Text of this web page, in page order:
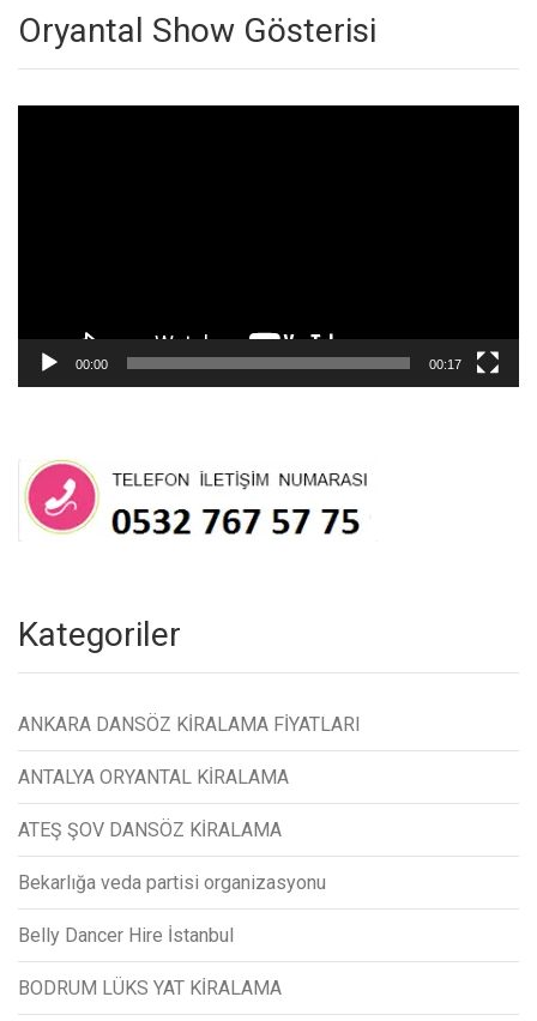
Oryantal Show Gösterisi
00:00 00:17
Kategoriler
ANKARA DANSÖZ KİRALAMA FİYATLARI
ANTALYA ORYANTAL KİRALAMA
ATEŞ ŞOV DANSÖZ KİRALAMA
Bekarlığa veda partisi organizasyonu
Belly Dancer Hire İstanbul
BODRUM LÜKS YAT KİRALAMA